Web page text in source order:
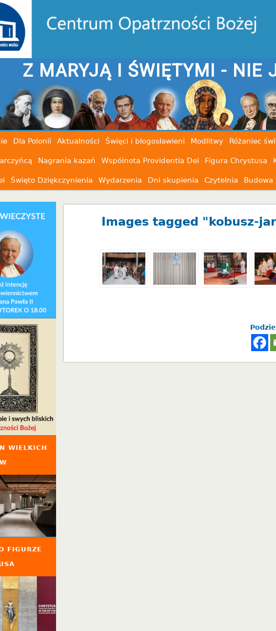
- NIE JESTEŚ SAM
Dla Polonii Aktualności Święci i błogosławieni Modlitwy Różaniec
Nagrania kazań Wspólnota Providentia Dei Figura Chrystusa
Święto Dziękczynienia Wydarzenia Dni skupienia Czytelnia Budowa
Images tagged "kobusz-
WIELKICH
FIGURZE